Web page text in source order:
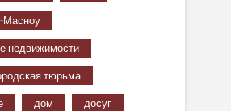
Масноу
недвижимости
тюрьма
дом досуг